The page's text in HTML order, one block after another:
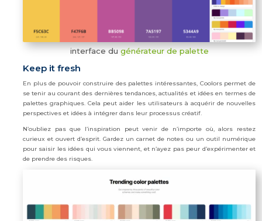
interface dugénérateur de palette
Keep it fresh
En plus de pouvoir construire des palettes intéressantes, Coolors permet de
se tenir au courant des dernières tendances, actualités et idées en termes de
palettes graphiques. Cela peut aider les utilisateurs à acquérir de nouvelles
perspectives et idées à intégrer dans leur processus créatif.
N’oubliez pas que l’inspiration peut venir de n’importe où, alors restez
curieux et ouvert d’esprit. Gardez un carnet de notes ou un outil numérique
pour saisir les idées qui vous viennent, et n’ayez pas peur d’expérimenter et
de prendre des risques.